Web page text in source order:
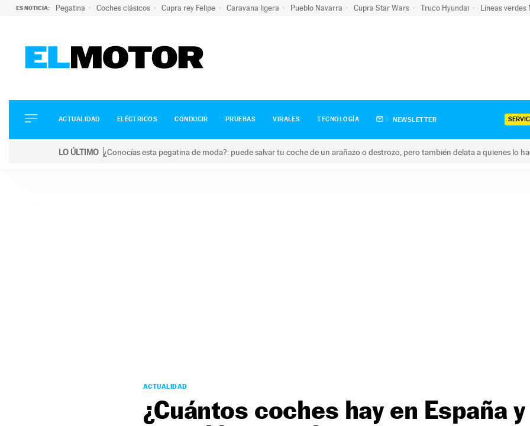
ES NOTICIA: Pegatina Coches clásicos Cupra rey Felipe Caravana ligera Pueblo Navarra Cupra Star Wars Truco Hyundai Líneas verdes
ELÉCTRICOS
CONDUCIR
ACTUALIDAD ELÉCTRICOS CONDUCIR PRUEBAS VIRALES TECNOLOGÍA NEWSLETTER
LO ÚLTIMO ¿Conocías esta pegatina de moda?: puede salvar tu coche de un arañazo o destrozo, pero también delata a quienes lo
ACTUALIDAD
¿Cuántos coches hay en España